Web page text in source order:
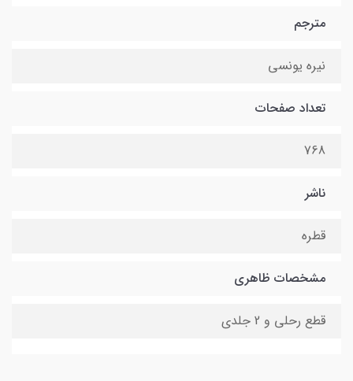
مترجم
نیره یونسی
تعداد صفحات
768
ناشر
قطره
مشخصات ظاهری
قطع رحلی و 2 جلدی